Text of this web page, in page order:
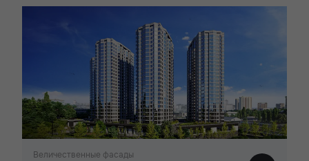
Величественные фасады